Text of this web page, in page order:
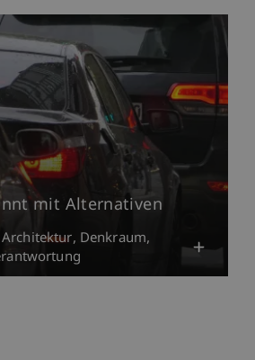
mit Alternativen
Architektur Denkraum